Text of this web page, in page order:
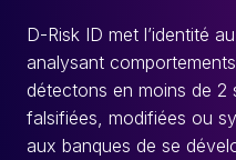
D-Risk ID met l’identité
analysant
détectons en moins de 2
falsifiées, modifiées ou
aux banques de se